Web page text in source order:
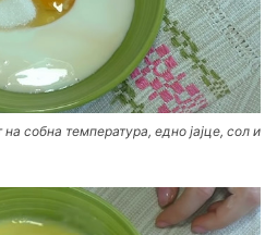
собна температура, едно јајце, сол и